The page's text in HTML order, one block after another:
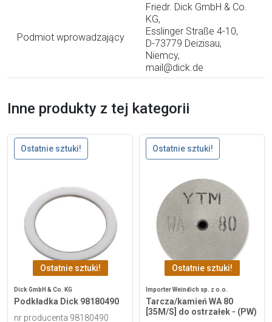
Podmiot wprowadzający
Friedr. Dick GmbH & Co.
KG,
Esslinger Straße 4-10,
D-73779 Deizisau,
Niemcy,
mail@dick.de
Inne produkty z tej kategorii
Ostatnie sztuki!
Ostatnie sztuki!
Dick GmbH & Co. KG
Podkładka Dick 98180490
nr producenta 98180490
Ostatnie sztuki!
Ostatnie sztuki!
Importer Weindich sp. z o.o.
Tarcza/kamień WA 80
[35M/S] do ostrzałek - (PW)